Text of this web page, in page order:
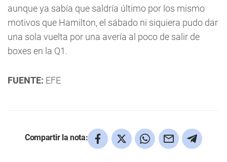
aunque ya sabía que saldría último por los mismo
motivos que Hamilton, el sábado ni siquiera pudo dar
una sola vuelta por una avería al poco de salir de
boxes en la Q1.
FUENTE: EFE
Compartir la nota: